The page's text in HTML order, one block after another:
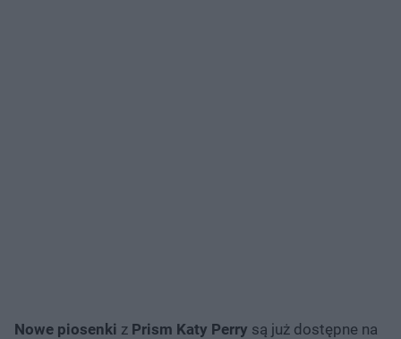
Nowe piosenki z Prism Katy Perry są już dostępne na